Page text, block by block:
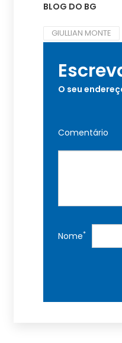
BLOG DO BG
GIULLIAN MONTE
O seu
Comentário
Nome*